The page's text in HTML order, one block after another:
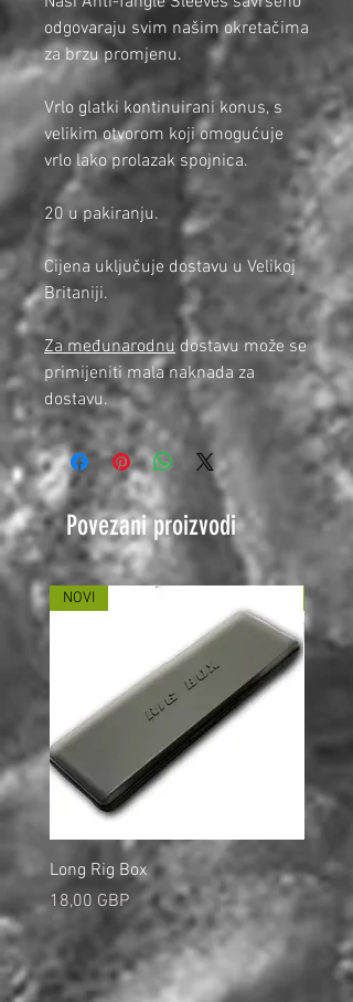
odgovaraju svim našim okretačima
za brzu promjenu.
Vrlo glatki kontinuirani konus, s
velikim otvorom koji omogućuje
vrlo lako prolazak spojnica.
20 u pakiranju.
Cijena uključuje dostavu u Velikoj
Britaniji.
Za međunarodnu dostavu može se
primijeniti mala naknada za
dostavu.
Povezani proizvodi
NOVI
Long Rig Box
Cijena
18,00 GBP
Cijena
5,00